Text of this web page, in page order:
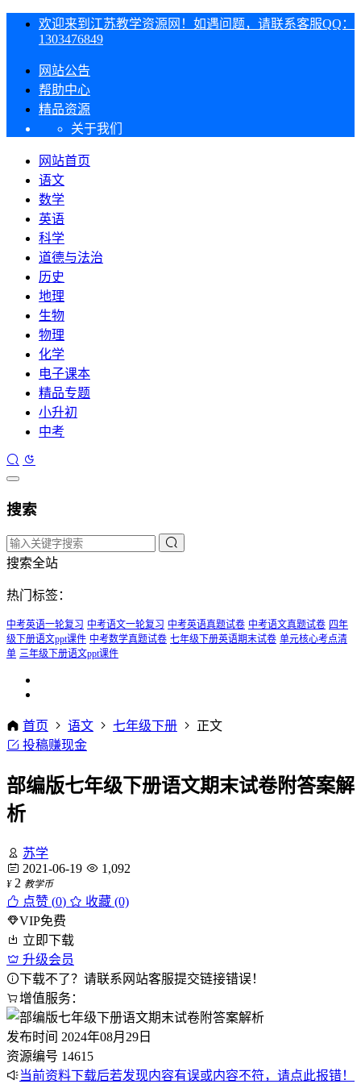
欢迎来到江苏教学资源网！如遇问题，请联系客服QQ：
1303476849
网站公告
帮助中心
精品资源
关于我们
网站首页
语文
数学
英语
科学
道德与法治
历史
地理
生物
物理
化学
电子课本
精品专题
小升初
中考
搜索
搜索全站
热门标签：
中考英语一轮复习 中考语文一轮复习 中考英语真题试卷 中考语文真题试卷 四年
级下册语文ppt课件 中考数学真题试卷 七年级下册英语期末试卷 单元核心考点清
单 三年级下册语文ppt课件
首页 语文 七年级下册
正文
投稿赚现金
部编版七年级下册语文期末试卷附答案解
析
苏学
2021-06-19
1,092
¥ 2 教学币
点赞 (0)
收藏 (0)
VIP免费
立即下载
升级会员
下载不了？请联系网站客服提交链接错误！
增值服务：
发布时间 2024年08月29日
资源编号 14615
当前资料下载后若发现内容有误或内容不符，请点此报错！